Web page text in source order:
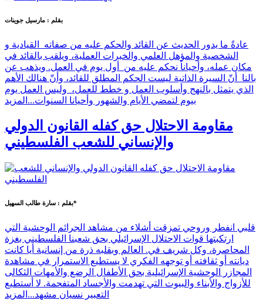
بقلم : مارسيل جوينات
عادةً ما يدور الحديث عن القائد والحكم عليه من صفاته القيادية و
الشخصية والمؤهل العلمي والخبرات العملية، ويلقب بالقائد في
مكان عمله، وأحياناً نحكم عليه من أول يوم في العمل. ويذهب عن
بالنا أنّ السيرة الذاتية ليست الحكم المطلق للقائد، وأنّ هنالك الأهم
الذي يتمثل بالنهج وأسلوب العمل و خطط للعمل، وليس العمل يوم
بيوم لتمضي الأيام والشهور وأحيانا السنوات... المزيد
مقاومة الاحتلال حق كفله القانون الدولي
والإنساني للشعب الفلسطيني
بقلم : سارة طالب السهيل*
قلبي انفطر وروحي تمزقت أشلاء من مشاهد الجرائم الوحشية التي
ارتكبتها قوات الاحتلال الإسرائيلي بحق شعبنا الفلسطيني بغزة
المحاصرة، وكل شريف في. العالم وبقلبه ذرة من إنسانية أيا كانت
ديانته أو ثقافته أو توجهه الفكري لا يستطيع الاستمرار في مشاهدة
المجازر الوحشية الإسرائيلية بحق الأطفال الرضع والأمهات الثكالى
للأزواج والأبناء والبيوت التي تهدمت والأجساد المتفحمة. لا أستطيع
التعبير نسيان مشهد... المزيد